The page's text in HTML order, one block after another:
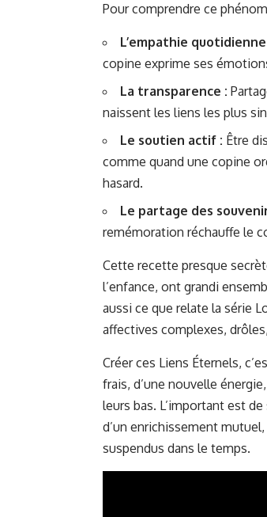
Pour comprendre ce
L’empathie quotidienne
copine exprime ses
La transparence :
naissent les liens les plus
Le soutien actif : Être
comme quand une copine
hasard.
Le partage des
remémoration réchauffe le
Cette recette presque
l’enfance, ont grandi
aussi ce que relate la série
affectives complexes,
Créer ces Liens Éternels,
frais, d’une nouvelle
leurs bas. L’important est
d’un enrichissement
suspendus dans le temps.